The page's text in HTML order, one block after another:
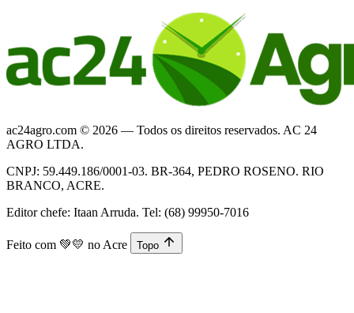
ac24agro.com © 2026 — Todos os direitos reservados. AC 24
AGRO LTDA.
CNPJ: 59.449.186/0001-03. BR-364, PEDRO ROSENO. RIO
BRANCO, ACRE.
Editor chefe: Itaan Arruda. Tel: (68) 99950-7016
Feito com 💚💛 no Acre Topo